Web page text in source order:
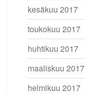
kesäkuu 2017
toukokuu 2017
huhtikuu 2017
maaliskuu 2017
helmikuu 2017